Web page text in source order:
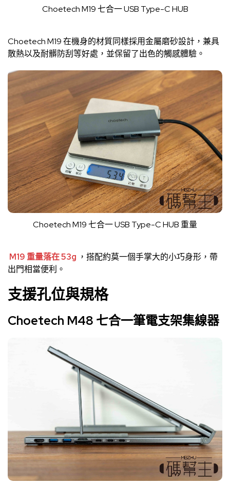
Choetech M19 七合一 USB Type-C HUB
Choetech M19 在機身的材質同樣採用金屬磨砂設計，兼具
散熱以及耐髒防刮等好處，並保留了出色的觸感體驗。
Choetech M19 七合一 USB Type-C HUB 重量
M19 重量落在 53g ，搭配約莫一個手掌大的小巧身形，帶
出門相當便利。
支援孔位與規格
Choetech M48 七合一筆電支架集線器